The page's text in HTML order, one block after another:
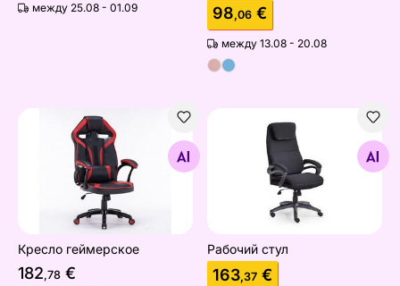
между 25.08 - 01.09 98,06 €
между 13.08 - 20.08
Кресло геймерское
Найдите похожие
Кресло геймерское
182,78 €
Рабочий стул
Найдите похожие
Рабочий стул
163,37 €